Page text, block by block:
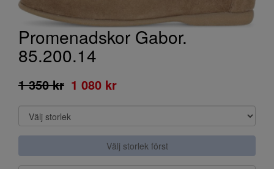
Promenadskor Gabor.
85.200.14
1 350 kr 1 080 kr
Välj storlek först